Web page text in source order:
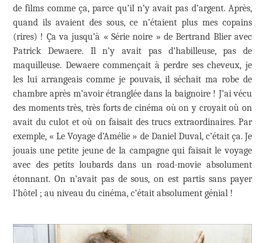
de films comme ça, parce qu’il n’y avait pas d’argent. Après,
quand ils avaient des sous, ce n’étaient plus mes copains
(rires) ! Ça va jusqu’à « Série noire » de Bertrand Blier avec
Patrick Dewaere. Il n’y avait pas d’habilleuse, pas de
maquilleuse. Dewaere commençait à perdre ses cheveux, je
les lui arrangeais comme je pouvais, il séchait ma robe de
chambre après m’avoir étranglée dans la baignoire ! J’ai vécu
des moments très, très forts de cinéma où on y croyait où on
avait du culot et où on faisait des trucs extraordinaires. Par
exemple, « Le Voyage d’Amélie » de Daniel Duval, c’était ça. Je
jouais une petite jeune de la campagne qui faisait le voyage
avec des petits loubards dans un road-movie absolument
étonnant. On n’avait pas de sous, on est partis sans payer
l’hôtel ; au niveau du cinéma, c’était absolument génial !